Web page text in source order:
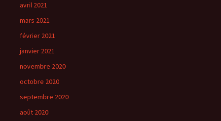
avril 2021
mars 2021
février 2021
janvier 2021
novembre 2020
octobre 2020
septembre 2020
août 2020